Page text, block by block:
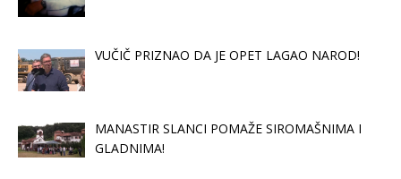
VUČIČ PRIZNAO DA JE OPET LAGAO NAROD!
MANASTIR SLANCI POMAŽE SIROMAŠNIMA I
GLADNIMA!